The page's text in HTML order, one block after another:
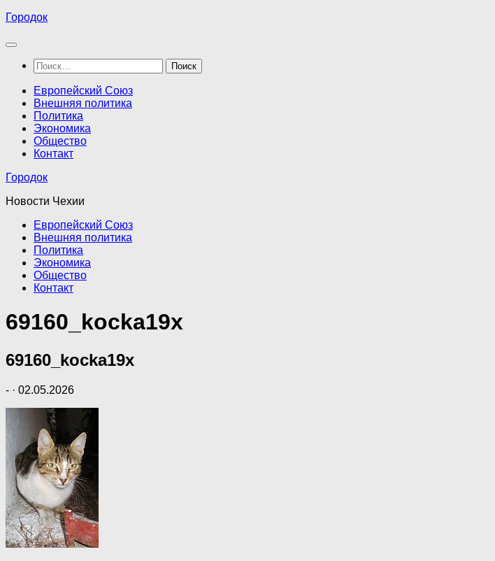
Перейти
содержимому
Городок
Найти:
Европейский Союз
Внешняя политика
Политика
Экономика
Общество
Контакт
Городок
Новости Чехии
Европейский Союз
Внешняя политика
Политика
Экономика
Общество
Контакт
69160_kocka19x
69160_kocka19x
- · 02.05.2026